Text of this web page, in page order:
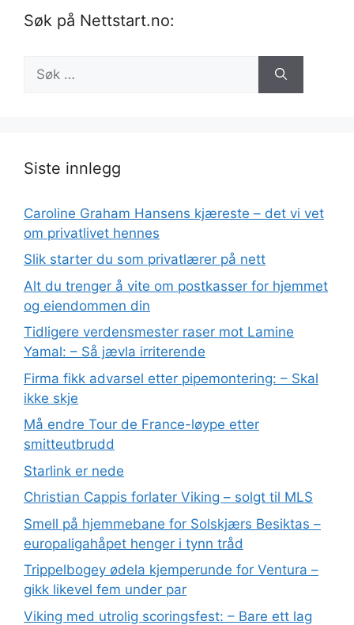
Søk på Nettstart.no:
etter:
Siste innlegg
Caroline Graham Hansens kjæreste – det vi vet
om privatlivet hennes
Slik starter du som privatlærer på nett
Alt du trenger å vite om postkasser for hjemmet
og eiendommen din
Tidligere verdensmester raser mot Lamine
Yamal: – Så jævla irriterende
Firma fikk advarsel etter pipemontering: – Skal
ikke skje
Må endre Tour de France-løype etter
smitteutbrudd
Starlink er nede
Christian Cappis forlater Viking – solgt til MLS
Smell på hjemmebane for Solskjærs Besiktas –
europaligahåpet henger i tynn tråd
Trippelbogey ødela kjemperunde for Ventura –
gikk likevel fem under par
Viking med utrolig scoringsfest: – Bare ett lag